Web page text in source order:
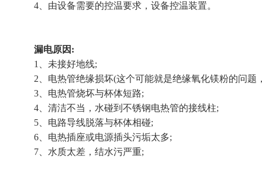
4、由设备需要的控温要求，设备控温装置。
漏电原因:
1、未接好地线;
2、电热管绝缘损坏(这个可能就是绝缘氧化镁粉的问题
3、电热管烧坏与杯体短路;
4、清洁不当，水碰到不锈钢电热管的接线柱;
5、电路导线脱落与杯体相碰;
6、电热插座或电源插头污垢太多;
7、水质太差，结水污严重;